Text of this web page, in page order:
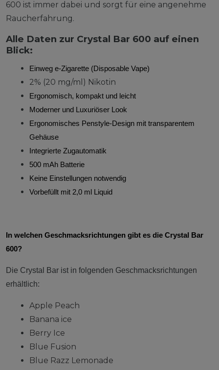
600 ist immer dabei und sorgt für eine angenehme
Raucherfahrung.
Alle Daten zur Crystal Bar 600 auf einen
Blick:
Einweg e-Zigarette (Disposable Vape)
2% (20 mg/ml) Nikotin
Ergonomisch, kompakt und leicht
Moderner und Luxuriöser Look
Ergonomisches Penstyle-Design mit transparentem
Gehäuse
Integrierte Zugautomatik
500 mAh Batterie
Keine Einstellungen notwendig
Vorbefüllt mit 2,0 ml Liquid
In welchen Geschmacksrichtungen gibt es die Crystal Bar
600?
Die Crystal Bar ist in folgenden Geschmacksrichtungen
erhältlich:
Apple Peach
Banana ice
Berry Ice
Blue Fusion
Blue Razz Lemonade